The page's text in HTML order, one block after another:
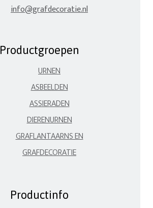
info@grafdecoratie.nl
Productgroepen
URNEN
ASBEELDEN
ASSIERADEN
DIERENURNEN
GRAFLANTAARNS EN
GRAFDECORATIE
Productinfo